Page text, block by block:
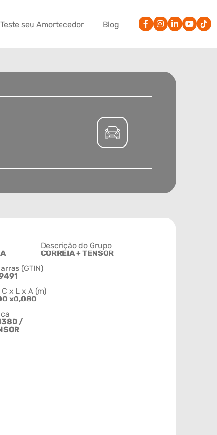
Teste seu Amortecedor Blog
Descrição do Grupo
CORREIA + TENSOR
(GTIN)
x L x A (m)
x0,080
/